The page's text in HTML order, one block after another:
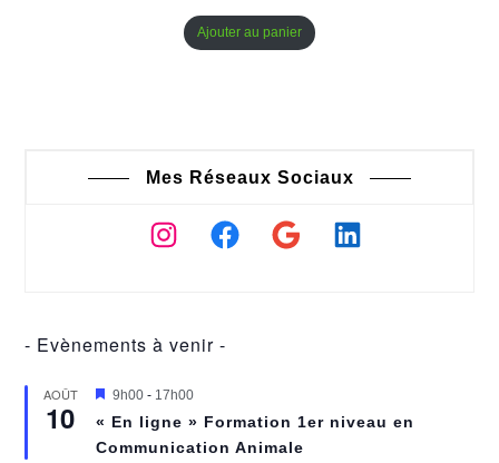
Ajouter au panier
Mes Réseaux Sociaux
Instagram Facebook Google LinkedIn
- Evènements à venir -
AOÛT
10
M
s
e
9h00 - 17h00
« En ligne » Formation 1er niveau en
Communication Animale